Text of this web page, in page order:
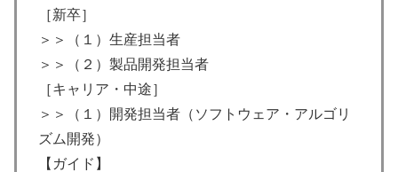
［新卒］
＞＞（１）生産担当者
＞＞（２）製品開発担当者
［キャリア・中途］
＞＞（１）開発担当者（ソフトウェア・アルゴリ
ズム開発）
【ガイド】